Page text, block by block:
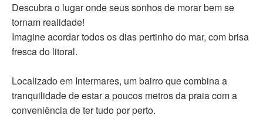
Descubra o lugar onde seus sonhos de morar bem se
tornam realidade!
Imagine acordar todos os dias pertinho do mar, com brisa
fresca do litoral. ​
Localizado em Intermares, um bairro que combina a
tranquilidade de estar a poucos metros da praia com a
conveniência de ter tudo por perto. ​